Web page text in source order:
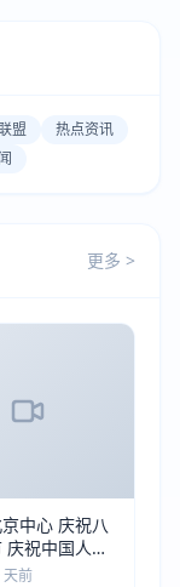
盟
热点资讯
更多 >
中心 庆祝八
庆祝中国人民
99周年
天前